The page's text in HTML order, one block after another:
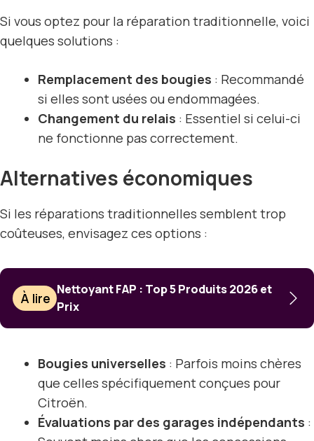
Si vous optez pour la réparation traditionnelle, voici
quelques solutions :
Remplacement des bougies : Recommandé
si elles sont usées ou endommagées.
Changement du relais : Essentiel si celui-ci
ne fonctionne pas correctement.
Alternatives économiques
Si les réparations traditionnelles semblent trop
coûteuses, envisagez ces options :
À lire
Nettoyant FAP : Top 5 Produits 2026 et
Prix
Bougies universelles : Parfois moins chères
que celles spécifiquement conçues pour
Citroën.
Évaluations par des garages indépendants :